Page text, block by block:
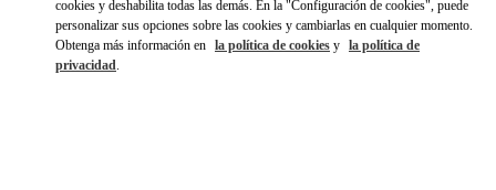
Link Opens in New Tab
cookies y deshabilita todas las demás. En la "Configuración de cookies", puede
personalizar sus opciones sobre las cookies y cambiarlas en cualquier momento.
Obtenga más información en la política de cookies y la política de
privacidad.